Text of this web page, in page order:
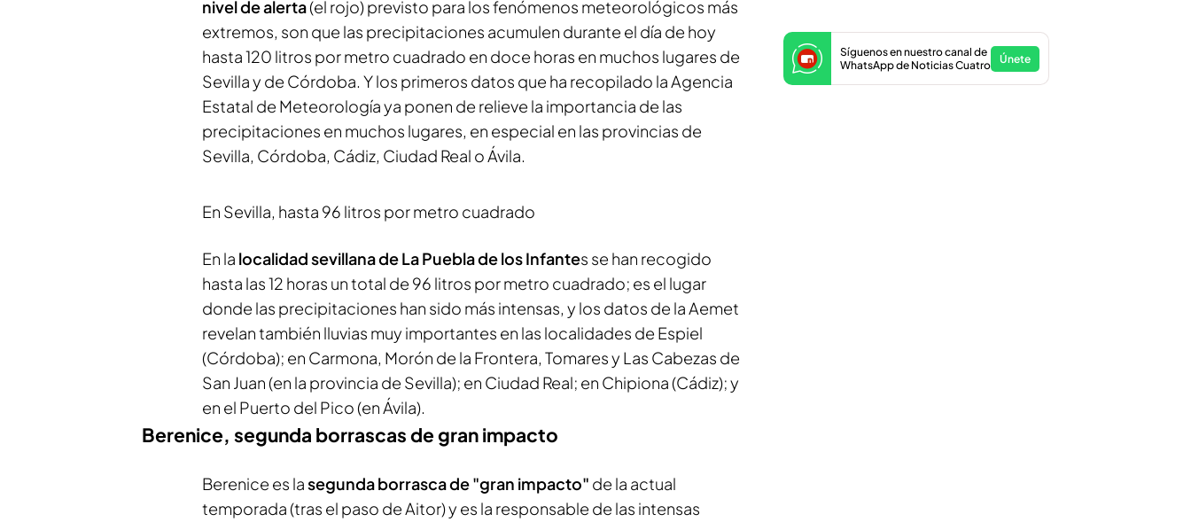
nivel de alerta(el rojo) previsto para los fenómenos meteorológicos más
extremos, son que las precipitaciones acumulen durante el día de hoy
hasta 120 litros por metro cuadrado en doce horas en muchos lugares de
Sevilla y de Córdoba. Y los primeros datos que ha recopilado la Agencia
Estatal de Meteorología ya ponen de relieve la importancia de las
precipitaciones en muchos lugares, en especial en las provincias de
Sevilla, Córdoba, Cádiz, Ciudad Real o Ávila.
En Sevilla, hasta 96 litros por metro cuadrado
En la localidad sevillana de La Puebla de los Infantes se han recogido
hasta las 12 horas un total de 96 litros por metro cuadrado; es el lugar
donde las precipitaciones han sido más intensas, y los datos de la Aemet
revelan también lluvias muy importantes en las localidades de Espiel
(Córdoba); en Carmona, Morón de la Frontera, Tomares y Las Cabezas de
San Juan (en la provincia de Sevilla); en Ciudad Real; en Chipiona (Cádiz); y
en el Puerto del Pico (en Ávila).
Berenice, segunda borrascas de gran impacto
Berenice es lasegunda borrasca de "gran impacto" de la actual
temporada (tras el paso de Aitor) y es la responsable de las intensas
Síguenos en nuestro canal de
WhatsApp de Noticias Cuatro
Únete